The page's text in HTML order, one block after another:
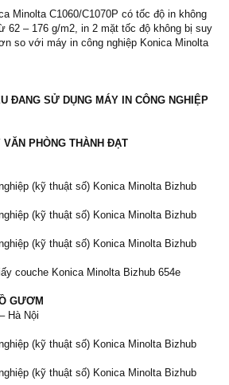
Minolta C1060/C1070P có tốc độ in không
62 – 176 g/m2, in 2 mặt tốc độ không bị suy
so với máy in công nghiệp Konica Minolta
ĐANG SỬ DỤNG MÁY IN CÔNG NGHIỆP
PHÒNG THÀNH ĐẠT
(kỹ thuật số) Konica Minolta Bizhub
(kỹ thuật số) Konica Minolta Bizhub
(kỹ thuật số) Konica Minolta Bizhub
couche Konica Minolta Bizhub 654e
GƯƠM
Hà Nội
(kỹ thuật số) Konica Minolta Bizhub
(kỹ thuật số) Konica Minolta Bizhub